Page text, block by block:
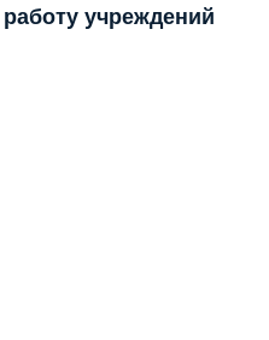
учреждений